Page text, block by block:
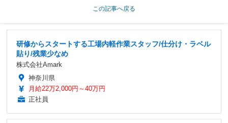
この記事へ戻る
研修からスタートする工場内軽作業スタッフ/仕分け・ラベル
貼り/残業少なめ
株式会社Amark
神奈川県
月給22万2,000円～40万円
正社員